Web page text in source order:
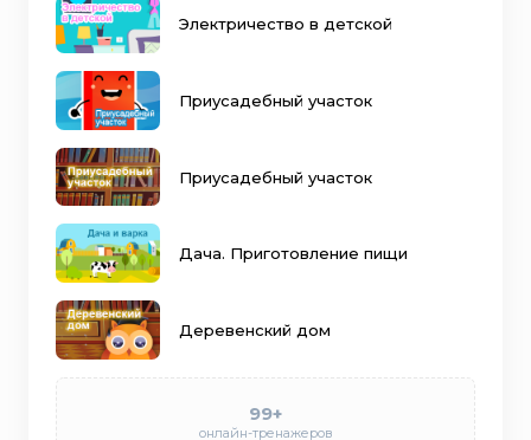
Электричество в детской
Приусадебный участок
Приусадебный участок
Дача. Приготовление пищи
Деревенский дом
99+
онлайн-тренажеров